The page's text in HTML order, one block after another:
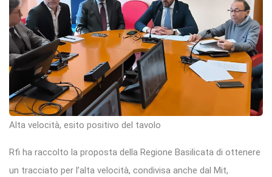
Alta velocità, esito positivo del tavolo
Rfi ha raccolto la proposta della Regione Basilicata di ottenere
un tracciato per l’alta velocità, condivisa anche dal Mit,